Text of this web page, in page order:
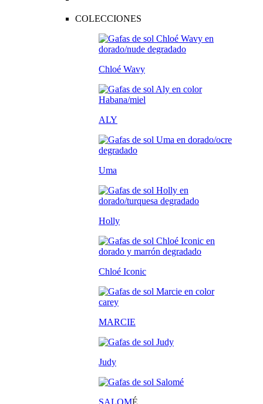
COLECCIONES
Chloé Wavy
ALY
Uma
Holly
Chloé Iconic
MARCIE
Judy
SALOMÉ